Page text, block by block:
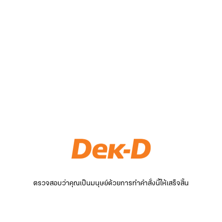
ตรวจสอบว่าคุณเป็นมนุษย์ด้วยการทำคำสั่งนี้ให้เสร็จสิ้น